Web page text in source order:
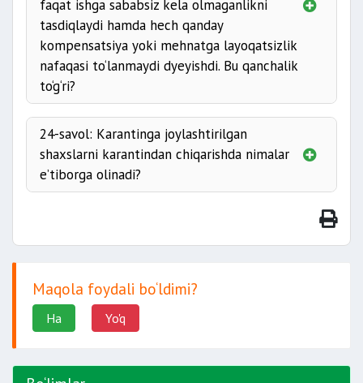
faqat ishga sababsiz kela olmaganlikni
tasdiqlaydi hamda hech qanday
kompensatsiya yoki mehnatga layoqatsizlik
nafaqasi to‘lanmaydi dyeyishdi. Bu qanchalik
to‘g‘ri?
24-savol: Karantinga joylashtirilgan
shaxslarni karantindan chiqarishda nimalar
e’tiborga olinadi?
Maqola foydali bo‘ldimi?
Ha Yo'q